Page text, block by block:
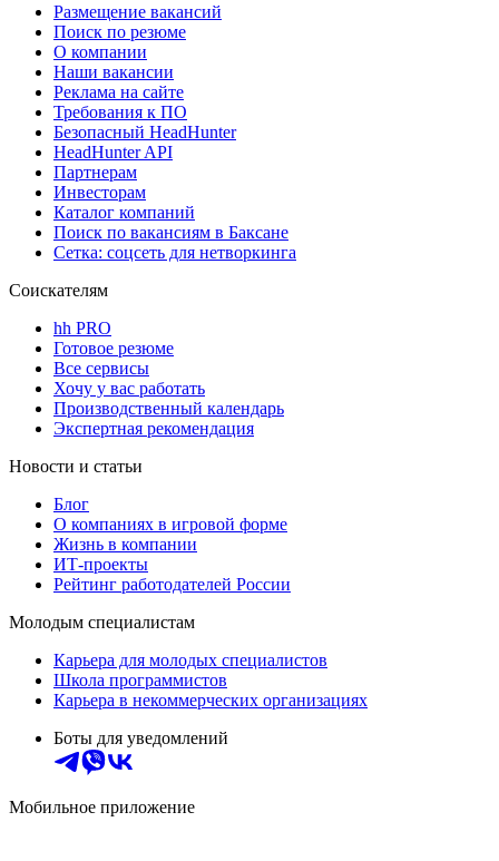
Размещение вакансий
Поиск по резюме
О компании
Наши вакансии
Реклама на сайте
Требования к ПО
Безопасный HeadHunter
HeadHunter API
Партнерам
Инвесторам
Каталог компаний
Поиск по вакансиям в Баксане
Сетка: соцсеть для нетворкинга
Соискателям
hh PRO
Готовое резюме
Все сервисы
Хочу у вас работать
Производственный календарь
Экспертная рекомендация
Новости и статьи
Блог
О компаниях в игровой форме
Жизнь в компании
ИТ-проекты
Рейтинг работодателей России
Молодым специалистам
Карьера для молодых специалистов
Школа программистов
Карьера в некоммерческих организациях
Боты для уведомлений
Мобильное приложение